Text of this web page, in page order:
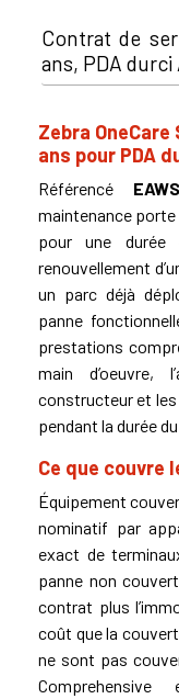
Contrat de
ans, PDA durci
Zebra OneCare
ans pour PDA
Référencé
maintenance porte
pour une durée
renouvellement
un parc déjà
panne
prestations
main d’oeuvre,
constructeur et
pendant la durée
Ce que couvre
Équipement
nominatif par
exact de
panne non
contrat plus
coût que la
ne sont pas